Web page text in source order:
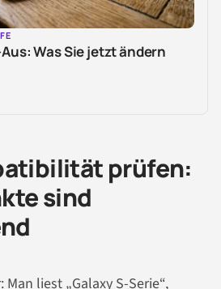
Was Sie jetzt ändern
prüfen:
sind
liest „Galaxy S-Serie“,